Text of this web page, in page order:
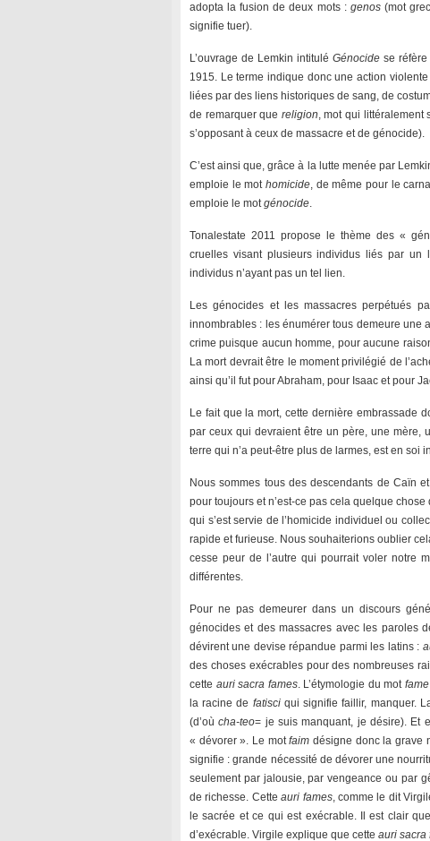
adopta la fusion de deux mots : genos(mot
signifie tuer).
L’ouvrage de Lemkin intitulé Génocide se
1915. Le terme indique donc une action
liées par des liens historiques de sang, de
de remarquer que religion, mot qui littéralement
s’opposant à ceux de massacre et de génocide).
C’est ainsi que, grâce à la lutte menée par
emploie le mot homicide, de même pour le
emploie le motgénocide.
Tonalestate 2011 propose le thème des «
cruelles visant plusieurs individus liés par un
individus n’ayant pas un tel lien.
Les génocides et les massacres perpétués
innombrables : les énumérer tous demeure une
crime puisque aucun homme, pour aucune
La mort devrait être le moment privilégié de
ainsi qu’il fut pour Abraham, pour Isaac et pour
Le fait que la mort, cette dernière embrassade
par ceux qui devraient être un père, une mère,
terre qui n’a peut-être plus de larmes, est en soi
Nous sommes tous des descendants de Caïn
pour toujours et n’est-ce pas cela quelque
qui s’est servie de l’homicide individuel ou
rapide et furieuse. Nous souhaiterions oublier
cesse peur de l’autre qui pourrait voler notre
différentes.
Pour ne pas demeurer dans un discours
génocides et des massacres avec les paroles
dévirent une devise répandue parmi les latins :
des choses exécrables pour des nombreuses
cette auri sacra fames. L’étymologie du mot fame
la racine de fatisciqui signifie faillir, manquer.
(d’oùcha-teo= je suis manquant, je désire). Et
« dévorer ». Le motfaim désigne donc la grave
signifie : grande nécessité de dévorer une
seulement par jalousie, par vengeance ou par
de richesse. Cetteauri fames, comme le dit
le sacrée et ce qui est exécrable. Il est clair
d’exécrable. Virgile explique que cette auri sacra